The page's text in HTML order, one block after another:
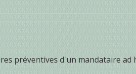
préventives d'un mandataire ad